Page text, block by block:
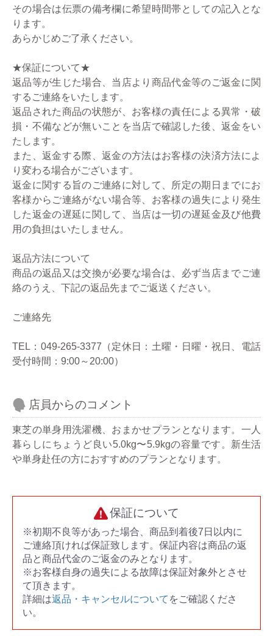
その場合は伝票の備考欄に希望時間帯としての記入とな
ります。
あらかじめご了承ください。
★保証について★
返品等が生じた場合、当店より商品代金等のご返金に関
するご連絡をいたします。
返品された商品の状態が、お客様の責任による異常・破
損・不備などが無いことを当店で確認した後、返金をい
たします。
また、返金する際、返金の方法はお客様の決済方法によ
り変わる場合がございます。
返金に関する旨のご連絡に対して、所定の期日までにお
客様からご連絡がない場合等、お客様の過失により発生
した返金の遅延に関して、当店は一切の遅延金及び他費
用の負担はいたしません。
返品方法について
商品の返品又は交換が必要な場合は、必ず当店までご連
絡のうえ、下記の返品先までご返送ください。
ご連絡先
TEL：049-265-3377（定休日：土曜・日曜・祝日、電話
受付時間：9:00～20:00）
店員からのコメント
東芝の単身用洗濯機、おまかせプランとなります。一人
暮らしにちょうど良い5.0kg〜5.9kgの容量です。新生活
や単身赴任の方におすすめのプランとなります。
保証について
※初期不良等があった場合、商品到着後7日以内に
ご連絡頂ければ保証致します。保証内容は商品の返
品と商品代金のご返金のみとなります。
※お客様自身の過失による故障は保証対象外とさせ
て頂きます。
詳細は返品・キャンセルについて をご確認くださ
い。